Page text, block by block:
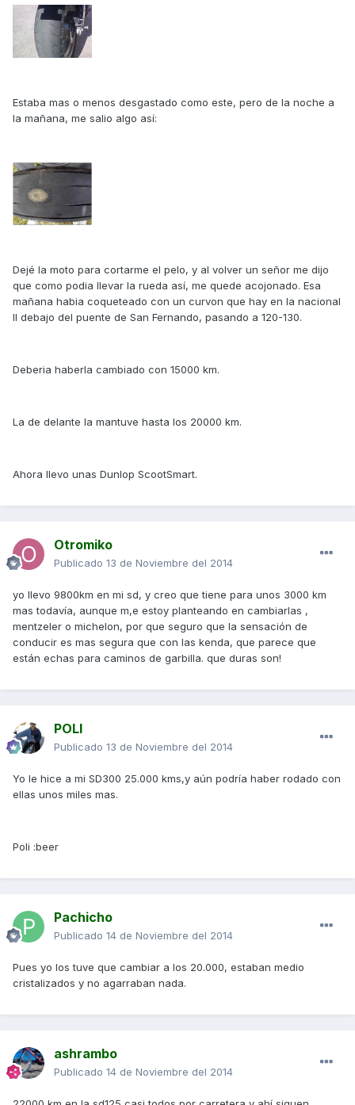
Estaba mas o menos desgastado como este, pero de la noche a
la mañana, me salio algo así:
Dejé la moto para cortarme el pelo, y al volver un señor me dijo
que como podia llevar la rueda así, me quede acojonado. Esa
mañana habia coqueteado con un curvon que hay en la nacional
II debajo del puente de San Fernando, pasando a 120-130.
Deberia haberla cambiado con 15000 km.
La de delante la mantuve hasta los 20000 km.
Ahora llevo unas Dunlop ScootSmart.
Otromiko
Publicado 13 de Noviembre del 2014
yo llevo 9800km en mi sd, y creo que tiene para unos 3000 km
mas todavía, aunque m,e estoy planteando en cambiarlas ,
mentzeler o michelon, por que seguro que la sensación de
conducir es mas segura que con las kenda, que parece que
están echas para caminos de garbilla. que duras son!
POLI
Publicado 13 de Noviembre del 2014
Yo le hice a mi SD300 25.000 kms,y aún podría haber rodado con
ellas unos miles mas.
Poli :beer
Pachicho
Publicado 14 de Noviembre del 2014
Pues yo los tuve que cambiar a los 20.000, estaban medio
cristalizados y no agarraban nada.
ashrambo
Publicado 14 de Noviembre del 2014